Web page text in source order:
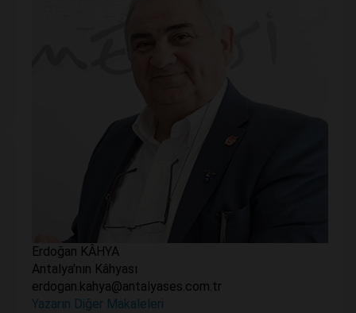
Erdoğan KÂHYA
Antalya'nın Kâhyası
erdogan.kahya@antalyases.com.tr
Yazarın Diğer Makaleleri